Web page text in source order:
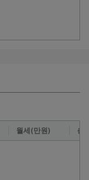
월세(만원) 층